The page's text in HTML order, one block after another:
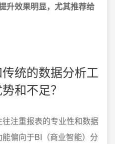
升效果明显，尤其推荐给
统的数据分析工
和不足？
注重报表的专业性和数据
偏向于BI（商业智能）分